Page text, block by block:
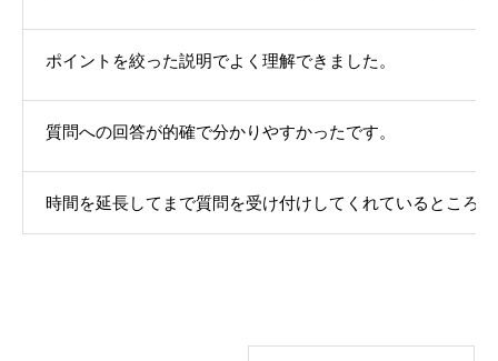
ポイント を絞った説明でよく理解できました 。
質問への回答が的確で分かりやすかったです。
時間を延長してまで質問を受け付けしてくれているところ